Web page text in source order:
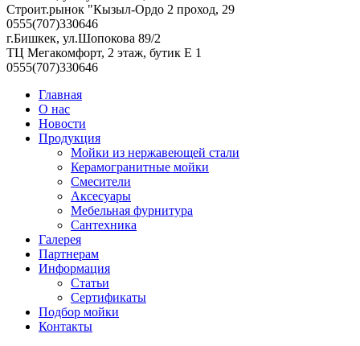
Строит.рынок "Кызыл-Ордо 2 проход, 29
0555(707)330646
г.Бишкек, ул.Шопокова 89/2
ТЦ Мегакомфорт, 2 этаж, бутик Е 1
0555(707)330646
Главная
О нас
Новости
Продукция
Мойки из нержавеющей стали
Керамогранитные мойки
Смесители
Аксесуары
Мебельная фурнитура
Сантехника
Галерея
Партнерам
Информация
Статьи
Сертификаты
Подбор мойки
Контакты